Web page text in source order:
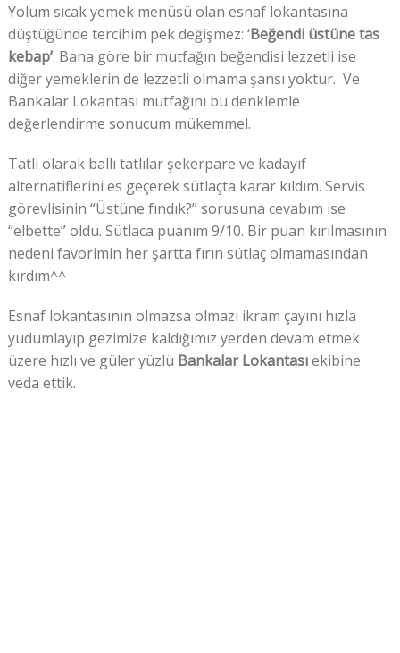
Yolum sıcak yemek menüsü olan esnaf lokantasına
düştüğünde tercihim pek değişmez: ‘Beğendi üstüne tas
kebap’. Bana göre bir mutfağın beğendisi lezzetli ise
diğer yemeklerin de lezzetli olmama şansı yoktur. Ve
Bankalar Lokantası mutfağını bu denklemle
değerlendirme sonucum mükemmel.
Tatlı olarak ballı tatlılar şekerpare ve kadayıf
alternatiflerini es geçerek sütlaçta karar kıldım. Servis
görevlisinin “Üstüne fındık?” sorusuna cevabım ise
“elbette” oldu. Sütlaca puanım 9/10. Bir puan kırılmasının
nedeni favorimin her şartta fırın sütlaç olmamasından
kırdım^^
Esnaf lokantasının olmazsa olmazı ikram çayını hızla
yudumlayıp gezimize kaldığımız yerden devam etmek
üzere hızlı ve güler yüzlü Bankalar Lokantasıekibine
veda ettik.